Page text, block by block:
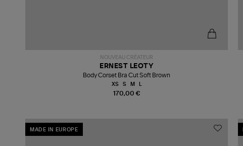
NOUVEAU CRÉATEUR
170,00 €
ERNEST LEOTY
Body Corset Bra Cut Soft Brown
XS S M L
MADE IN EUROPE